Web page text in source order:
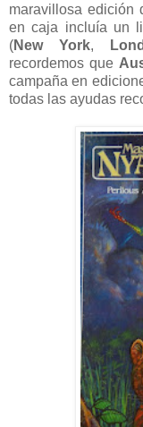
maravillosa edición
en caja incluía un
(New York,
recordemos que
campaña en
todas las ayudas